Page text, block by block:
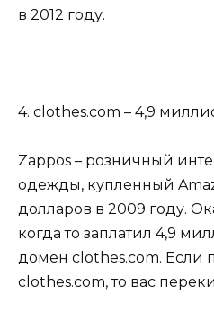
в 2012 году.
4. clothes.com – 4,9
Zappos – розничный
одежды, купленный
долларов в 2009 году.
когда то заплатил 4,9
домен clothes.com. Если
clothes.com, то вас